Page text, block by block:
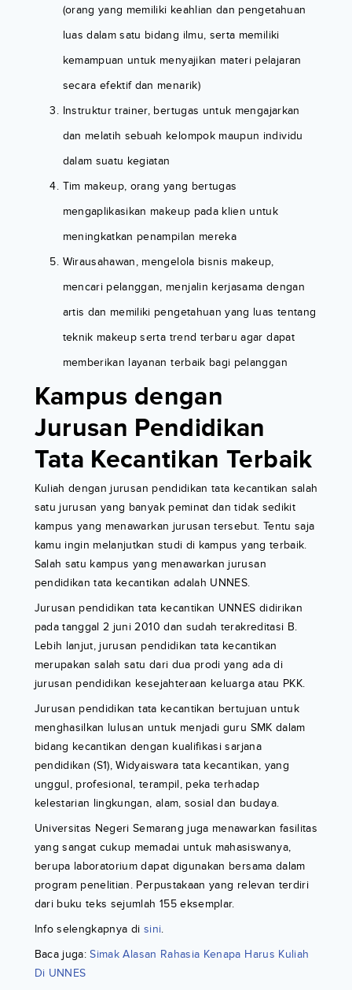
(orang yang memiliki keahlian dan pengetahuan
luas dalam satu bidang ilmu, serta memiliki
kemampuan untuk menyajikan materi pelajaran
secara efektif dan menarik)
Instruktur trainer, bertugas untuk mengajarkan
dan melatih sebuah kelompok maupun individu
dalam suatu kegiatan
Tim makeup, orang yang bertugas
mengaplikasikan makeup pada klien untuk
meningkatkan penampilan mereka
Wirausahawan, mengelola bisnis makeup,
mencari pelanggan, menjalin kerjasama dengan
artis dan memiliki pengetahuan yang luas tentang
teknik makeup serta trend terbaru agar dapat
memberikan layanan terbaik bagi pelanggan
Kampus dengan
Jurusan Pendidikan
Tata Kecantikan Terbaik
Kuliah dengan jurusan pendidikan tata kecantikan salah
satu jurusan yang banyak peminat dan tidak sedikit
kampus yang menawarkan jurusan tersebut. Tentu saja
kamu ingin melanjutkan studi di kampus yang terbaik.
Salah satu kampus yang menawarkan jurusan
pendidikan tata kecantikan adalah UNNES.
Jurusan pendidikan tata kecantikan UNNES didirikan
pada tanggal 2 juni 2010 dan sudah terakreditasi B.
Lebih lanjut, jurusan pendidikan tata kecantikan
merupakan salah satu dari dua prodi yang ada di
jurusan pendidikan kesejahteraan keluarga atau PKK.
Jurusan pendidikan tata kecantikan bertujuan untuk
menghasilkan lulusan untuk menjadi guru SMK dalam
bidang kecantikan dengan kualifikasi sarjana
pendidikan (S1), Widyaiswara tata kecantikan, yang
unggul, profesional, terampil, peka terhadap
kelestarian lingkungan, alam, sosial dan budaya.
Universitas Negeri Semarang juga menawarkan fasilitas
yang sangat cukup memadai untuk mahasiswanya,
berupa laboratorium dapat digunakan bersama dalam
program penelitian. Perpustakaan yang relevan terdiri
dari buku teks sejumlah 155 eksemplar.
Info selengkapnya di sini.
Baca juga:Simak Alasan Rahasia Kenapa Harus Kuliah
Di UNNES